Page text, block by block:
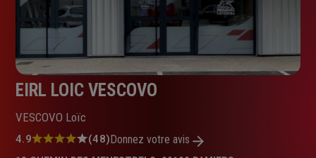
EIRL LOIC VESCOVO
VESCOVO Loïc
Note
4.9 (48)Donnez votre avis